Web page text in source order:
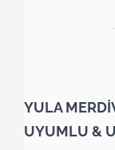
YULA
UYUMLU &